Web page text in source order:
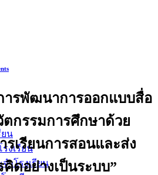
ยน
งเรียน
ำโรงเรียน
ารพัฒนาการออกแบบสื่อ
ตกรรมการศึกษาด้วย
รเรียนการสอนและส่ง
ดอย่างเป็นระบบ”